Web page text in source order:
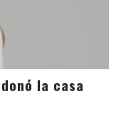
la casa